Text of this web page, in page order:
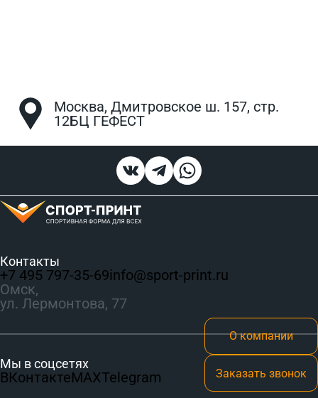
Москва, Дмитровское ш. 157, стр.
12БЦ ГЕФЕСТ
Контакты
+7 495 797‑35-69info@sport-print.ru
Омск,
ул. Лермонтова, 77
Мы в соцсетях
ВКонтактеMAXTelegram
О компании
Заказать звонок